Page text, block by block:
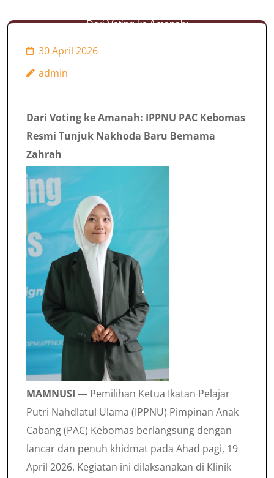
Dari Voting ke Amanah:
30 April 2026
admin
Dari Voting ke Amanah: IPPNU PAC Kebomas
Resmi Tunjuk Nakhoda Baru Bernama
Zahrah
MAMNUSI — Pemilihan Ketua Ikatan Pelajar
Putri Nahdlatul Ulama (IPPNU) Pimpinan Anak
Cabang (PAC) Kebomas berlangsung dengan
lancar dan penuh khidmat pada Ahad pagi, 19
April 2026. Kegiatan ini dilaksanakan di Klinik